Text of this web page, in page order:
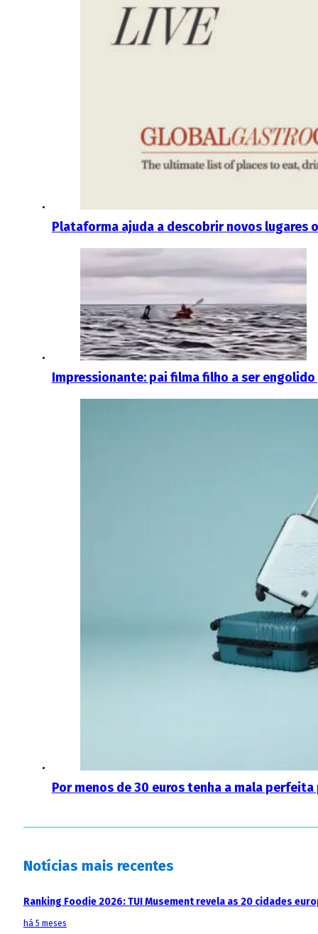
Plataforma ajuda a descobrir novos lugares
Impressionante: pai filma filho a ser
Por menos de 30 euros tenha a mala
Notícias mais recentes
Ranking Foodie 2026: TUI Musement revela as 20 cidades
há 5 meses